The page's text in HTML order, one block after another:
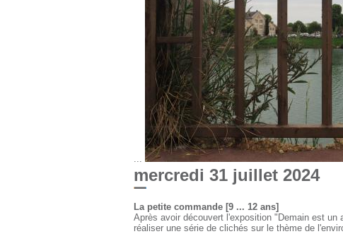
...
mercredi 31 juillet 2024
La petite commande [9 ... 12 ans]
Après avoir découvert l'exposition "Demain est
réaliser une série de clichés sur le thème de